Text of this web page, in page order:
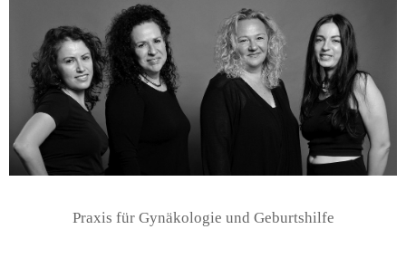
Praxis für Gynäkologie und Geburtshilfe